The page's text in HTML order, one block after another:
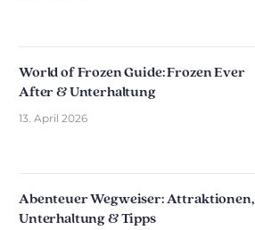
World of Frozen Guide: Frozen Ever
After & Unterhaltung
13. April 2026
Abenteuer Wegweiser: Attraktionen,
Unterhaltung & Tipps